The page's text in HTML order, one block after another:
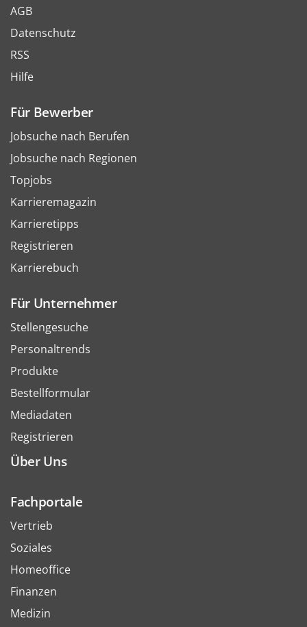
AGB
Datenschutz
RSS
Hilfe
Für Bewerber
Jobsuche nach Berufen
Jobsuche nach Regionen
Topjobs
Karrieremagazin
Karrieretipps
Registrieren
Karrierebuch
Für Unternehmer
Stellengesuche
Personaltrends
Produkte
Bestellformular
Mediadaten
Registrieren
Über Uns
Fachportale
Vertrieb
Soziales
Homeoffice
Finanzen
Medizin